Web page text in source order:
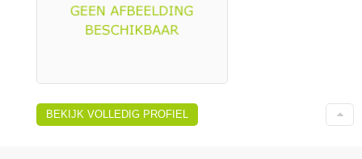
BEKIJK VOLLEDIG PROFIEL